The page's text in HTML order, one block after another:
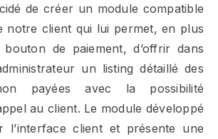
de créer un module compatible
notre client qui lui permet, en plus
de paiement, d’offrir dans
un listing détaillé des
payées avec la possibilité
au client. Le module développé
l’interface client et présente une